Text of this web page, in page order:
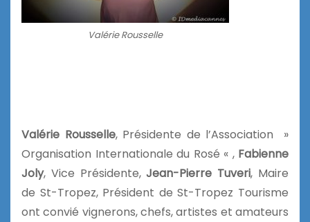
Valérie Rousselle
Valérie Rousselle, Présidente de l’Association »
Organisation Internationale du Rosé « , Fabienne
Joly, Vice Présidente,Jean-Pierre Tuveri, Maire
de St-Tropez, Président de St-Tropez Tourisme
ont convié vignerons, chefs, artistes et amateurs